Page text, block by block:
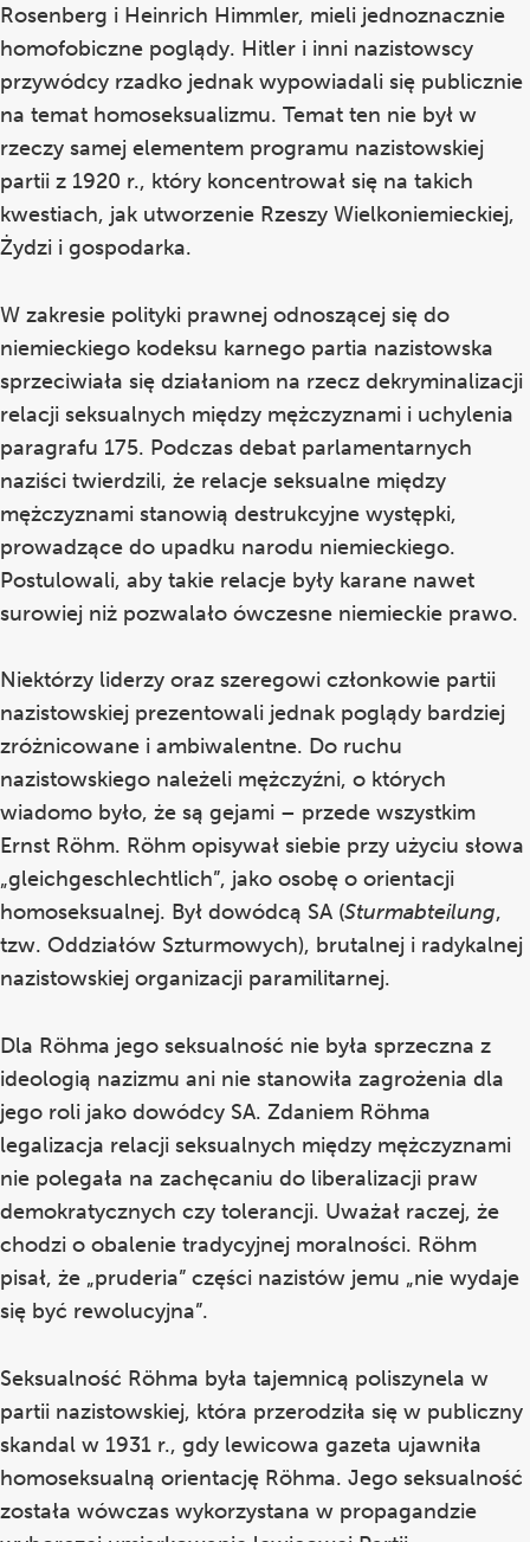
Rosenberg i Heinrich Himmler, mieli jednoznacznie
homofobiczne poglądy. Hitler i inni nazistowscy
przywódcy rzadko jednak wypowiadali się publicznie
na temat homoseksualizmu. Temat ten nie był w
rzeczy samej elementem programu nazistowskiej
partii z 1920 r., który koncentrował się na takich
kwestiach, jak utworzenie Rzeszy Wielkoniemieckiej,
Żydzi i gospodarka.
W zakresie polityki prawnej odnoszącej się do
niemieckiego kodeksu karnego partia nazistowska
sprzeciwiała się działaniom na rzecz dekryminalizacji
relacji seksualnych między mężczyznami i uchylenia
paragrafu 175. Podczas debat parlamentarnych
naziści twierdzili, że relacje seksualne między
mężczyznami stanowią destrukcyjne występki,
prowadzące do upadku narodu niemieckiego.
Postulowali, aby takie relacje były karane nawet
surowiej niż pozwalało ówczesne niemieckie prawo.
Niektórzy liderzy oraz szeregowi członkowie partii
nazistowskiej prezentowali jednak poglądy bardziej
zróżnicowane i ambiwalentne. Do ruchu
nazistowskiego należeli mężczyźni, o których
wiadomo było, że są gejami – przede wszystkim
Ernst Röhm. Röhm opisywał siebie przy użyciu słowa
„gleichgeschlechtlich”, jako osobę o orientacji
homoseksualnej. Był dowódcą SA (Sturmabteilung,
tzw. Oddziałów Szturmowych), brutalnej i radykalnej
nazistowskiej organizacji paramilitarnej.
Dla Röhma jego seksualność nie była sprzeczna z
ideologią nazizmu ani nie stanowiła zagrożenia dla
jego roli jako dowódcy SA. Zdaniem Röhma
legalizacja relacji seksualnych między mężczyznami
nie polegała na zachęcaniu do liberalizacji praw
demokratycznych czy tolerancji. Uważał raczej, że
chodzi o obalenie tradycyjnej moralności. Röhm
pisał, że „pruderia” części nazistów jemu „nie wydaje
się być rewolucyjna”.
Seksualność Röhma była tajemnicą poliszynela w
partii nazistowskiej, która przerodziła się w publiczny
skandal w 1931 r., gdy lewicowa gazeta ujawniła
homoseksualną orientację Röhma. Jego seksualność
została wówczas wykorzystana w propagandzie